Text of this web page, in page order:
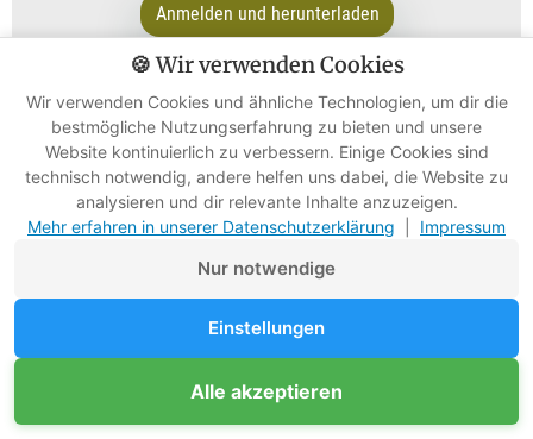
Anmelden und herunterladen
100 % kein Spam. Abmeldung jederzeit möglich.Datenschutzerklärung.
Weiterhin erhältst du meine F.I.A.B.-Mail jeden Freitag und du
wirst damit Teil meinerexklusiven E-Mail-Community
Ich stelle dir gleich weiter unten die oben genannten besten
Hölzer vor. Aber vorher schaue dir besser noch die
Grundlagen zu Holz an.
Unterstütze Survival-Kompass
🍪 Wir verwenden Cookies
Wir verwenden Cookies und ähnliche Technologien, um dir die
bestmögliche Nutzungserfahrung zu bieten und unsere
Website kontinuierlich zu verbessern. Einige Cookies sind
technisch notwendig, andere helfen uns dabei, die Website zu
analysieren und dir relevante Inhalte anzuzeigen.
Mehr erfahren in unserer Datenschutzerklärung
Impressum
Nur notwendige
Einstellungen
Alle akzeptieren